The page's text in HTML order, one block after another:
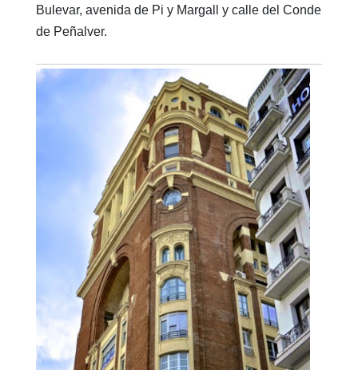
Bulevar, avenida de Pi y Margall y calle del Conde
de Peñalver.